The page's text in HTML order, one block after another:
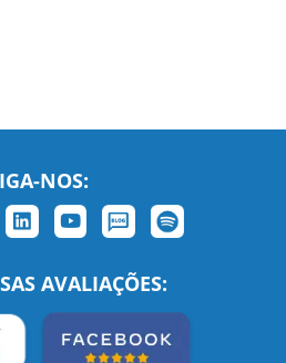
NOS:
AVALIAÇÕES: